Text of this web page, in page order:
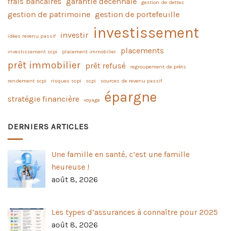
gestion de dettes
gestion de patrimoine gestion de portefeuille
idées revenu passif investir investissement
investissement scpi placement immobilier placements
prêt immobilier prêt refusé regroupement de prêts
rendement scpi risques scpi scpi sources de revenu passif
stratégie financière voyage épargne
DERNIERS ARTICLES
Une famille en santé, c’est une famille
heureuse !
août 8, 2026
Les types d’assurances à connaître pour 2025
août 8, 2026